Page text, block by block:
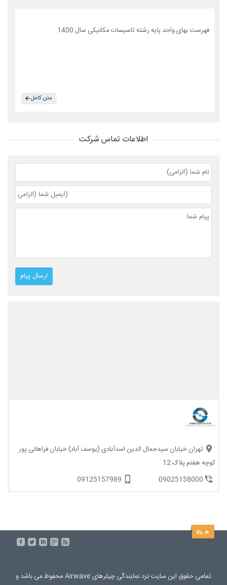
فهرست بهای واحد پایه رشته تاسیسات مکانیکی سال 1400
متن کامل
اطلاعات تماس شرکت
تهران خیابان سیدجمال الدین اسدآبادی (یوسف آباد) خیابان فراهانی پور
کوچه هفتم پلاک 12
09025158000
09125157989
تمامی حقوق این سایت نزد نمایندگی چیلرهای Airwave محفوظ می باشد و